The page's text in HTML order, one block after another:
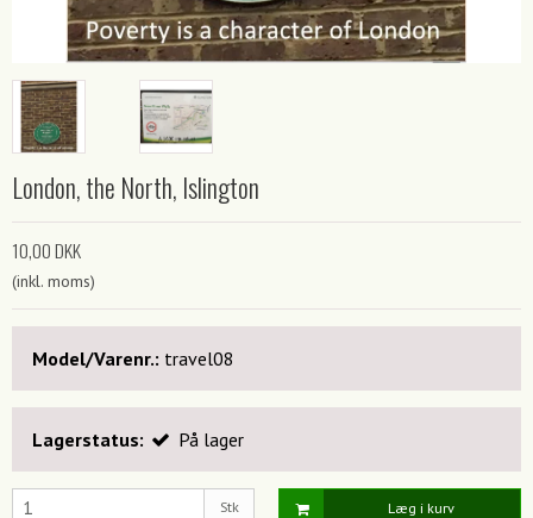
London, the North, Islington
10,00 DKK
(inkl. moms)
Model/Varenr.: travel08
Lagerstatus: På lager
Stk Læg i kurv